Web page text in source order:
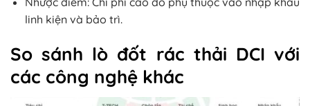
linh kiện và bảo trì.
So sánh lò đốt rác thải DCI với
các công nghệ khác